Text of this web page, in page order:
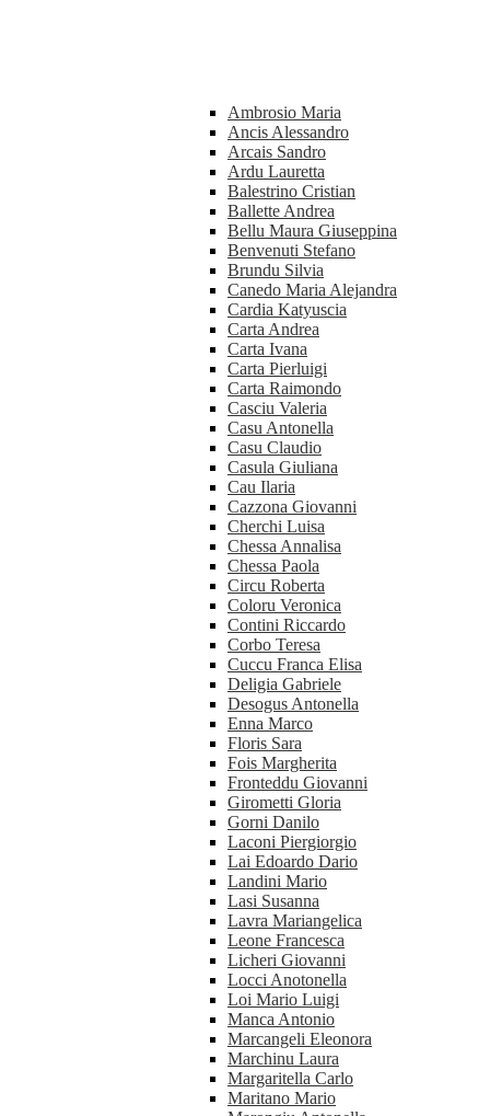
Ambrosio Maria
Ancis Alessandro
Arcais Sandro
Ardu Lauretta
Balestrino Cristian
Ballette Andrea
Bellu Maura Giuseppina
Benvenuti Stefano
Brundu Silvia
Canedo Maria Alejandra
Cardia Katyuscia
Carta Andrea
Carta Ivana
Carta Pierluigi
Carta Raimondo
Casciu Valeria
Casu Antonella
Casu Claudio
Casula Giuliana
Cau Ilaria
Cazzona Giovanni
Cherchi Luisa
Chessa Annalisa
Chessa Paola
Circu Roberta
Coloru Veronica
Contini Riccardo
Corbo Teresa
Cuccu Franca Elisa
Deligia Gabriele
Desogus Antonella
Enna Marco
Floris Sara
Fois Margherita
Fronteddu Giovanni
Girometti Gloria
Gorni Danilo
Laconi Piergiorgio
Lai Edoardo Dario
Landini Mario
Lasi Susanna
Lavra Mariangelica
Leone Francesca
Licheri Giovanni
Locci Anotonella
Loi Mario Luigi
Manca Antonio
Marcangeli Eleonora
Marchinu Laura
Margaritella Carlo
Maritano Mario